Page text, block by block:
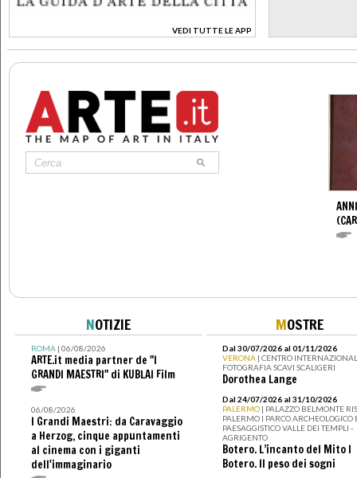
VEDI TUTTE LE APP
>
NOTIZIE
ROMA| 06/08/2026
ARTE.it media partner de "I
GRANDI MAESTRI" di KUBLAI Film
06/08/2026
I Grandi Maestri: da Caravaggio
a Herzog, cinque appuntamenti
al cinema con i giganti
dell'immaginario
MOSTRE
Dal 30/07/2026 al 01/11/2026
VERONA | CENTRO
FOTOGRAFIA SCAVI SCALIGERI
Dorothea Lange
Dal 24/07/2026 al 31/10/2026
PALERMO | PALAZZO BELMONTE
PALERMO I PARCO ARCHEOLOGICO
PAESAGGISTICO VALLE DEI TEMPLI -
AGRIGENTO
Botero. L’incanto del Mito I
Botero. Il peso dei sogni